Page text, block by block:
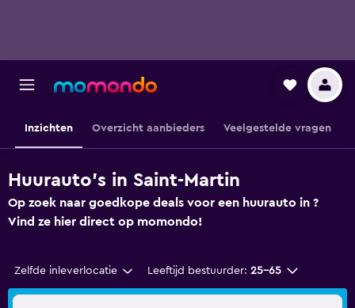
Inzichten Overzicht aanbieders Veelgestelde vragen
Huurauto's in Saint-Martin
Op zoek naar goedkope deals voor een huurauto in ?
Vind ze hier direct op momondo!
Zelfde inleverlocatie Leeftijd bestuurder: 25-65